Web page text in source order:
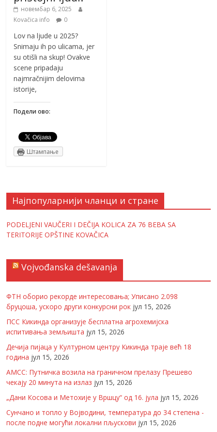
новембар 6, 2025
Kovačica info
0
Lov na ljude u 2025?
Snimaju ih po ulicama, jer
su otišli na skup! Ovakve
scene pripadaju
najmračnijim delovima
istorije,
Подели ово:
Штампање
Најпопуларнији чланци и стране
PODELJENI VAUČERI I DEČIJA KOLICA ZA 76 BEBA SA
TERITORIJE OPŠTINE KOVAČICA
Vojvođanska dešavanja
ФТН оборио рекорде интересовања; Уписано 2.098
бруцоша, ускоро други конкурсни рок јул 15, 2026
ПСС Кикинда организује бесплатна агрохемијска
испитивања земљишта јул 15, 2026
Дечија пијаца у Културном центру Кикинда траје већ 18
година јул 15, 2026
АМСС: Путничка возила на граничном прелазу Прешево
чекају 20 минута на излаз јул 15, 2026
„Дани Косова и Метохије у Вршцу“ од 16. јула јул 15, 2026
Сунчано и топло у Војводини, температура до 34 степена -
после подне могући локални пљускови јул 15, 2026